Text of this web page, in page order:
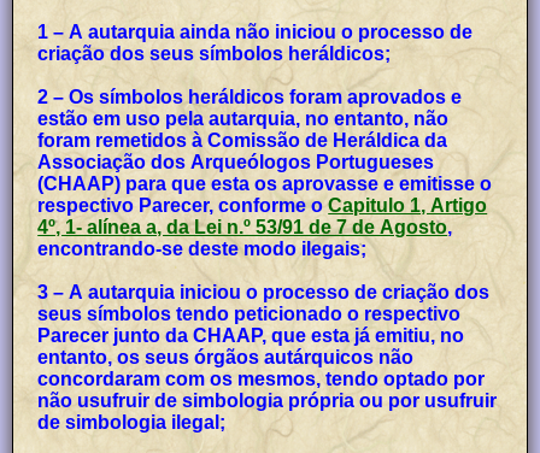
1 – A autarquia ainda não iniciou o processo de
criação dos seus símbolos heráldicos;
2 – Os símbolos heráldicos foram aprovados e
estão em uso pela autarquia, no entanto, não
foram remetidos à Comissão de Heráldica da
Associação dos Arqueólogos Portugueses
(CHAAP) para que esta os aprovasse e emitisse o
respectivo Parecer, conforme oCapitulo 1, Artigo
4º, 1- alínea a, da Lei n.º 53/91 de 7 de Agosto,
encontrando-se deste modo ilegais;
3 – A autarquia iniciou o processo de criação dos
seus símbolos tendo peticionado o respectivo
Parecer junto da CHAAP, que esta já emitiu, no
entanto, os seus órgãos autárquicos não
concordaram com os mesmos, tendo optado por
não usufruir de simbologia própria ou por usufruir
de simbologia ilegal;